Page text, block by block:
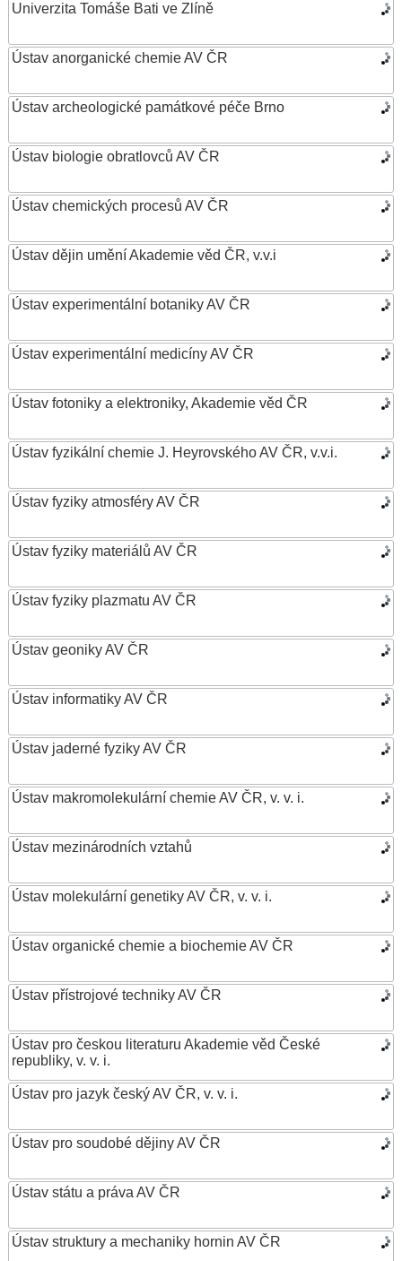
Univerzita Tomáše Bati ve Zlíně
Ústav anorganické chemie AV ČR
Ústav archeologické památkové péče Brno
Ústav biologie obratlovců AV ČR
Ústav chemických procesů AV ČR
Ústav dějin umění Akademie věd ČR, v.v.i
Ústav experimentální botaniky AV ČR
Ústav experimentální medicíny AV ČR
Ústav fotoniky a elektroniky, Akademie věd ČR
Ústav fyzikální chemie J. Heyrovského AV ČR, v.v.i.
Ústav fyziky atmosféry AV ČR
Ústav fyziky materiálů AV ČR
Ústav fyziky plazmatu AV ČR
Ústav geoniky AV ČR
Ústav informatiky AV ČR
Ústav jaderné fyziky AV ČR
Ústav makromolekulární chemie AV ČR, v. v. i.
Ústav mezinárodních vztahů
Ústav molekulární genetiky AV ČR, v. v. i.
Ústav organické chemie a biochemie AV ČR
Ústav přístrojové techniky AV ČR
Ústav pro českou literaturu Akademie věd České
republiky, v. v. i.
Ústav pro jazyk český AV ČR, v. v. i.
Ústav pro soudobé dějiny AV ČR
Ústav státu a práva AV ČR
Ústav struktury a mechaniky hornin AV ČR